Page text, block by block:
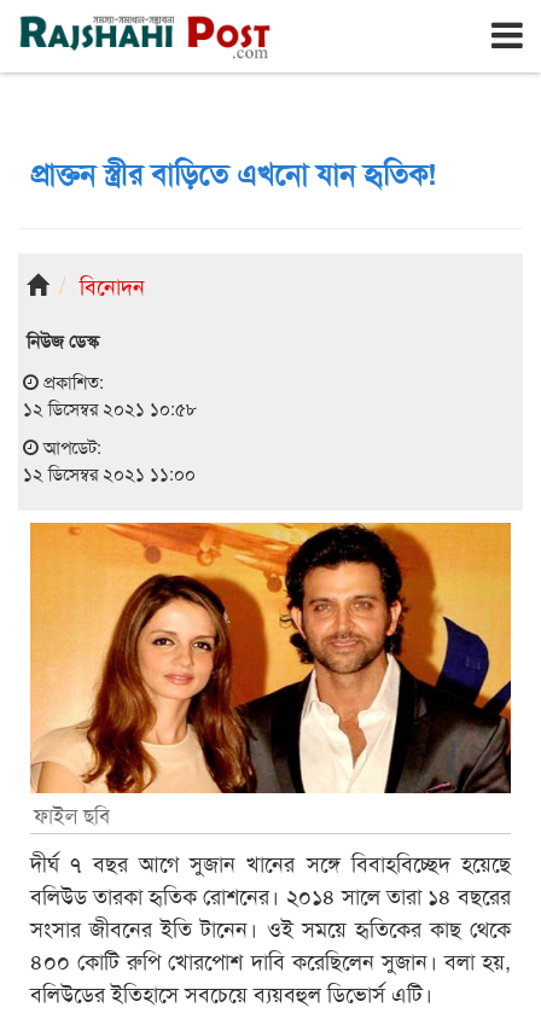
রাজশাহী শনিবার, ৮ই আগস্ট ২০২৬, ২৫শে শ্রাবণ ১৪৩৩
প্রাক্তন স্ত্রীর বাড়িতে এখনো যান হৃতিক!
বিনোদন
নিউজ ডেস্ক
প্রকাশিত:
১২ ডিসেম্বর ২০২১ ১০:৫৮
আপডেট:
১২ ডিসেম্বর ২০২১ ১১:০০
ফাইল ছবি
দীর্ঘ ৭ বছর আগে সুজান খানের সঙ্গে বিবাহবিচ্ছেদ হয়েছে
বলিউড তারকা হৃতিক রোশনের। ২০১৪ সালে তারা ১৪ বছরের
সংসার জীবনের ইতি টানেন। ওই সময়ে হৃতিকের কাছ থেকে
৪০০ কোটি রুপি খোরপোশ দাবি করেছিলেন সুজান। বলা হয়,
বলিউডের ইতিহাসে সবচেয়ে ব্যয়বহুল ডিভোর্স এটি।